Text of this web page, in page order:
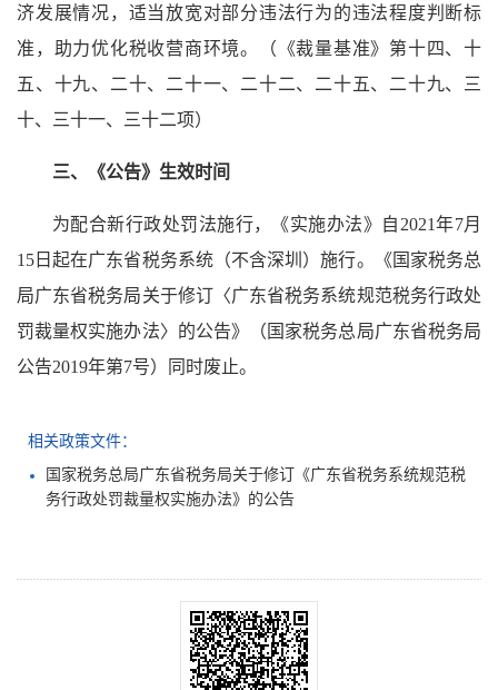
济发展情况，适当放宽对部分违法行为的违法程度判断标
准，助力优化税收营商环境。（《裁量基准》第十四、十
五、十九、二十、二十一、二十二、二十五、二十九、三
十、三十一、三十二项）
三、《公告》生效时间
为配合新行政处罚法施行，《实施办法》自2021年7月
15日起在广东省税务系统（不含深圳）施行。《国家税务总
局广东省税务局关于修订〈广东省税务系统规范税务行政处
罚裁量权实施办法〉的公告》（国家税务总局广东省税务局
公告2019年第7号）同时废止。
相关政策文件：
国家税务总局广东省税务局关于修订《广东省税务系统规范税
务行政处罚裁量权实施办法》的公告